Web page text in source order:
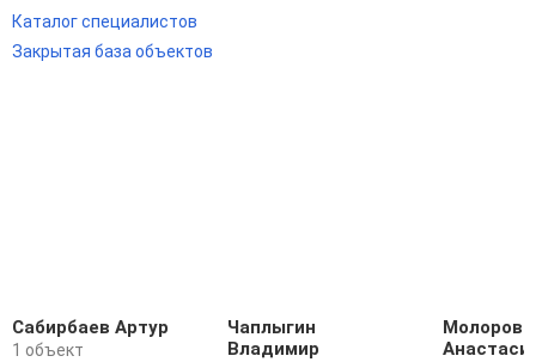
Каталог специалистов
Закрытая база объектов
Сабирбаев Артур
1 объект
Чаплыгин
Владимир
Молорова